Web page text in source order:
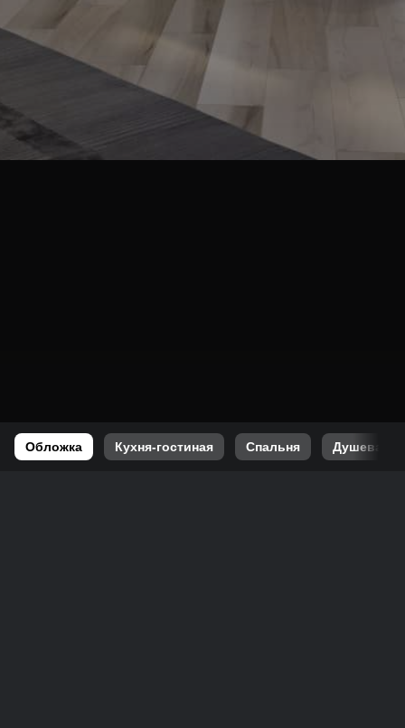
Обложка Кухня-гостиная Спальня Душевая